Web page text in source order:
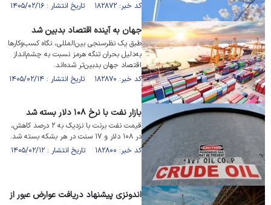
کد خبر: ۱۸۲۸۷۲ تاریخ انتشار : ۱۴۰۵/۰۲/۱۶
جهان به آینده اقتصاد بدبین‌ شد
طبق یک نظرسنجی بین‌المللی، نگاه کسب‌وکار‌ها
به‌دلیل بحران تنگه هرمز نسبت به چشم‌انداز
اقتصاد جهان بدبین‌تر شده‌اند.
کد خبر: ۱۸۲۸۷۰ تاریخ انتشار : ۱۴۰۵/۰۲/۱۴
بازار نفت با نرخ ۱۰۸ دلار بسته شد
قیمت نفت برنت با نزدیک به ۲ درصد کاهش،
در ۱۰۸ دلار و ۱۷ سنت در هر بشکه بسته شد.
کد خبر: ۱۸۲۸۰۰ تاریخ انتشار : ۱۴۰۵/۰۲/۱۲
اندونزی پیشنهاد دریافت عوارض عبور از